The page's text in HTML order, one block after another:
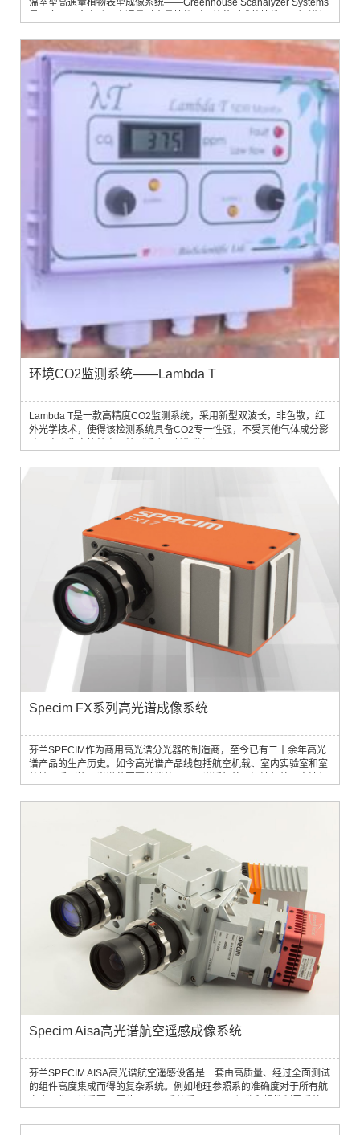
温室型高通量植物表型成像系统——Greenhouse Scanalyzer Systems
红外（IR）成像、PSII 荧光成像、根系可见光成像、激光3D 扫描和高
光谱成像中的一种或多种，每个成像模块包括顶部和侧面两个摄像头，
结合样品旋...
环境CO2监测系统——Lambda T
Lambda T是一款高精度CO2监测系统，采用新型双波长，非色散，红
外光学技术，使得该检测系统具备CO2专一性强，不受其他气体成分影
Specim FX系列高光谱成像系统
芬兰SPECIM作为商用高光谱分光器的制造商，至今已有二十余年高光
谱产品的生产历史。如今高光谱产品线包括航空机载、室内实验室和室
Specim Aisa高光谱航空遥感成像系统
芬兰SPECIM AISA高光谱航空遥感设备是一套由高质量、经过全面测试
的组件高度集成而得的复杂系统。例如地理参照系的准确度对于所有航